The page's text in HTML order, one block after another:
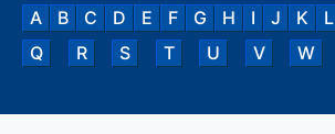
A B C D E F G H I J K L
Q
R S T U V W